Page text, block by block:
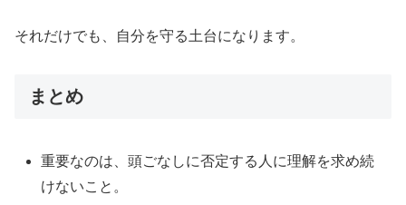
それだけでも、自分を守る土台になります。
まとめ
重要なのは、頭ごなしに否定する人に理解を求め続
けないこと。